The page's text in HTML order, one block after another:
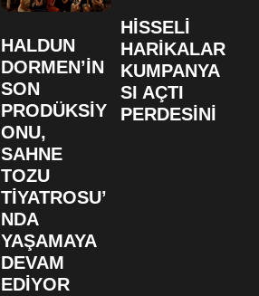
HALDUN
DORMEN’İN
SON
PRODÜKSİY
ONU,
SAHNE
TOZU
TİYATROSU’
NDA
YAŞAMAYA
DEVAM
EDİYOR
HİSSELİ
HARİKALAR
KUMPANYA
SI AÇTI
PERDESİNİ